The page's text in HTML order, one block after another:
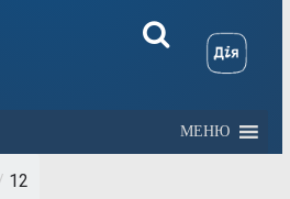
МЕНЮ
12